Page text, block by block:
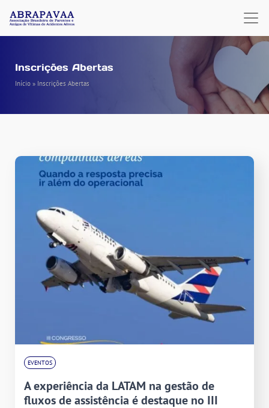
Inscrições Abertas
Início » Inscrições Abertas
EVENTOS
A experiência da LATAM na gestão de
fluxos de assistência é destaque no III